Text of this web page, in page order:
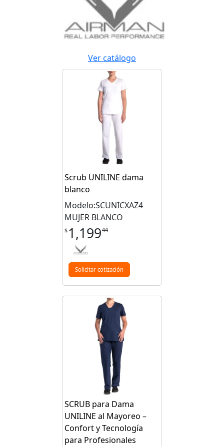
Ver catálogo
Scrub UNILINE dama
blanco
Modelo:SCUNICXAZ4
MUJER BLANCO
$ 1,19944
Solicitar cotización
SCRUB para Dama
UNILINE al Mayoreo –
Confort y Tecnología
para Profesionales